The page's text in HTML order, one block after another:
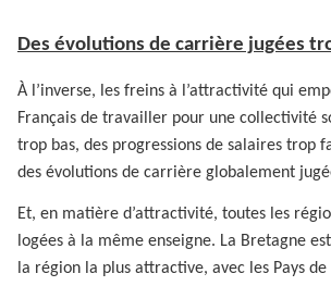
Des évolutions de carrière jugées
À l’inverse, les freins à l’attractivité qui
Français de travailler pour une collectivité
trop bas, des progressions de salaires trop
des évolutions de carrière globalement
Et, en matière d’attractivité, toutes les
logées à la même enseigne. La Bretagne
la région la plus attractive, avec les Pays de